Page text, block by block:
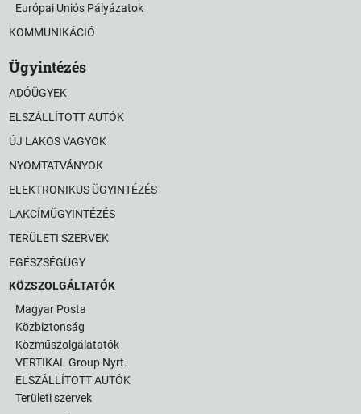
Európai Uniós Pályázatok
KOMMUNIKÁCIÓ
Ügyintézés
ADÓÜGYEK
ELSZÁLLÍTOTT AUTÓK
ÚJ LAKOS VAGYOK
NYOMTATVÁNYOK
ELEKTRONIKUS ÜGYINTÉZÉS
LAKCÍMÜGYINTÉZÉS
TERÜLETI SZERVEK
EGÉSZSÉGÜGY
KÖZSZOLGÁLTATÓK
Magyar Posta
Közbiztonság
Közműszolgálatatók
VERTIKAL Group Nyrt.
ELSZÁLLÍTOTT AUTÓK
Területi szervek